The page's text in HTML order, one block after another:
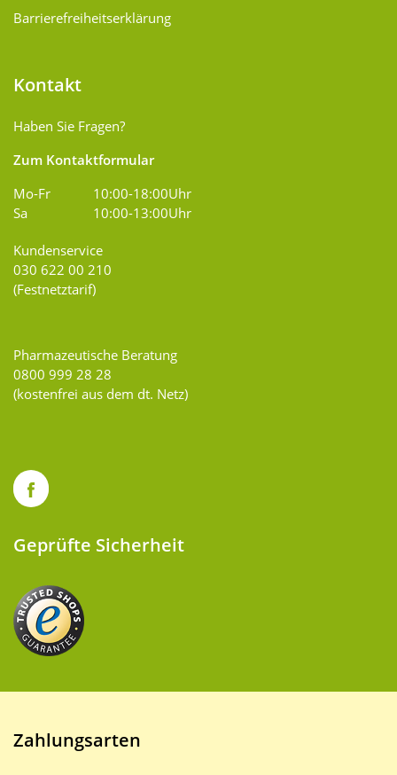
Barrierefreiheitserklärung
Kontakt
Haben Sie Fragen?
Zum Kontaktformular
Mo-Fr
10:00-18:00Uhr
Sa
10:00-13:00Uhr
Kundenservice
030 622 00 210
(Festnetztarif)
Pharmazeutische Beratung
0800 999 28 28
(kostenfrei aus dem dt. Netz)
Geprüfte Sicherheit
Zahlungsarten